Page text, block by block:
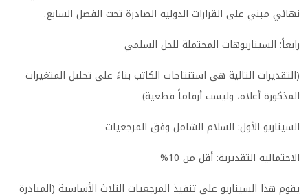
نهائي مبني على القرارات الدولية الصادرة تحت الفصل السابع.
رابعاً: السيناريوهات المحتملة للحل السلمي
(التقديرات التالية هي استنتاجات الكاتب بناءً على تحليل المتغيرات
المذكورة أعلاه، وليست أرقاماً قطعية)
السيناريو الأول: السلام الشامل وفق المرجعيات
الاحتمالية التقديرية: أقل من 10%
يقوم هذا السيناريو على تنفيذ المرجعيات الثلاث الأساسية (المبادرة